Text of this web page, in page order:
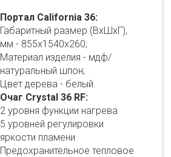
Портал California 36:
Габаритный размер (ВхШхГ),
мм - 855х1540х260;
Материал изделия - мдф/
натуральный шпон;
Цвет дерева - белый.
Очаг Crystal 36 RF:
2 уровня функции нагрева
5 уровней регулировки
яркости пламени
Предохранительное тепловое